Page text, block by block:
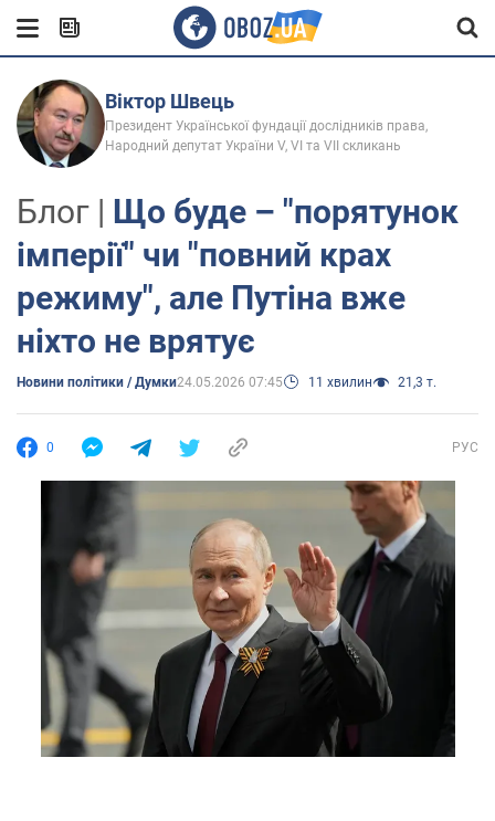
Віктор Швець
Президент Української фундації дослідників права,
Народний депутат України V, VI та VII скликань
Блог | Що буде – "порятунок
імперії" чи "повний крах
режиму", але Путіна вже
ніхто не врятує
Новини політики / Думки24.05.2026 07:45 11 хвилин 21,3 т.
0 РУС